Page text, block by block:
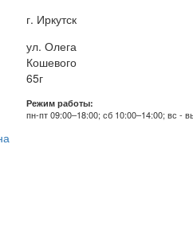
г. Иркутск
ул. Олега
Кошевого
65г
Режим работы:
пн-пт 09:00–18:00; сб 10:00–14:00; вс -